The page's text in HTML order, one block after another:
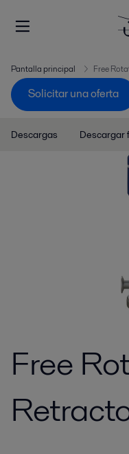
Pantalla principal Free
Solicitar una oferta
Descargas Descargar
Free